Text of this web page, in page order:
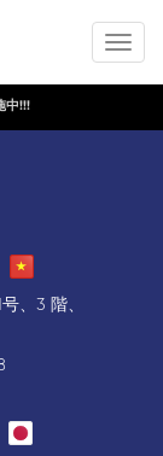
中!!!
、3 階、